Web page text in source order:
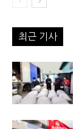
최근 기사